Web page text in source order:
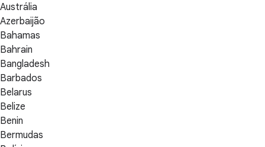
Austrália
Azerbaijão
Bahamas
Bahrain
Bangladesh
Barbados
Belarus
Belize
Benin
Bermudas